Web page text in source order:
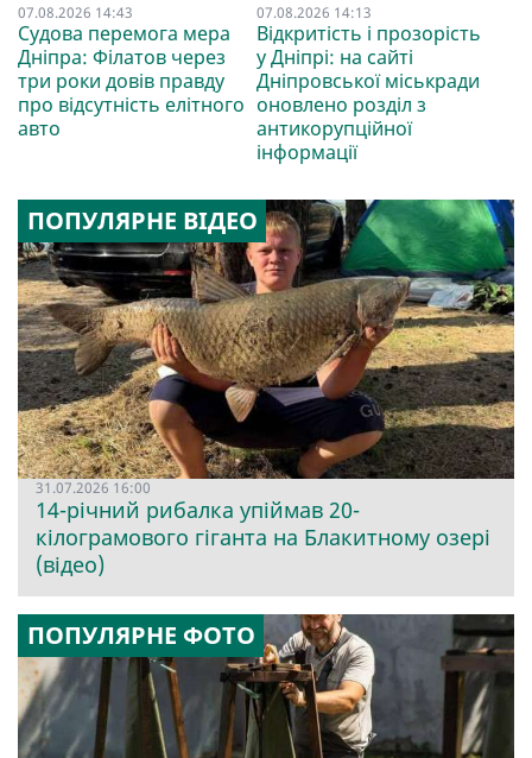
07.08.2026 14:43
Судова перемога мера
Дніпра: Філатов через
три роки довів правду
про відсутність елітного
авто
07.08.2026 14:13
Відкритість і прозорість
у Дніпрі: на сайті
Дніпровської міськради
оновлено розділ з
антикорупційної
інформації
ПОПУЛЯРНЕ ВІДЕО
31.07.2026 16:00
14-річний рибалка упіймав 20-
кілограмового гіганта на Блакитному озері
(відео)
ПОПУЛЯРНЕ ФОТО